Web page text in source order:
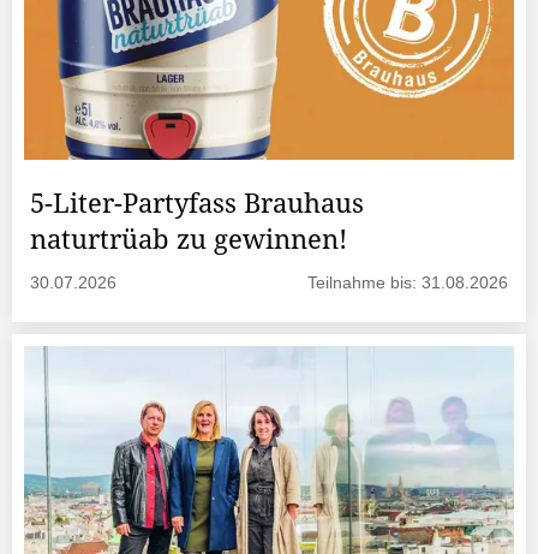
5-Liter-Partyfass Brauhaus
naturtrüab zu gewinnen!
30.07.2026 Teilnahme bis: 31.08.2026